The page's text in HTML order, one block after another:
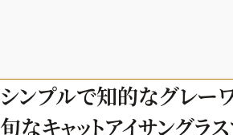
8月の毎日コーデ
50代なに着てる？
ヘアスタイル・ヘアケア
エイジングケア
ヘルスケア
シンプルで知的なグレー
旬なキャットアイサングラ